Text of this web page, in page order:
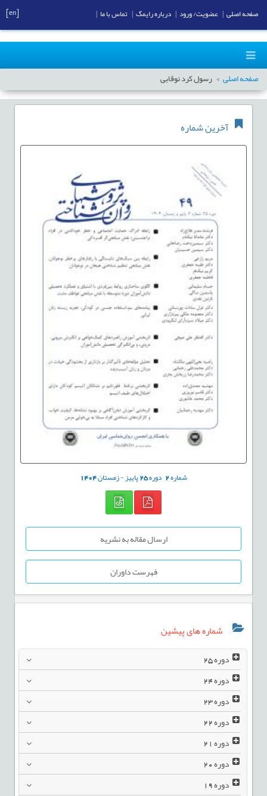
صفحه اصلی رسول کرد نوقابی
آخرین شماره
شماره2 دوره25پاییز - زمستان1404
ارسال مقاله به نشریه
فهرست داوران
شماره های پیشین
دوره25
دوره24
دوره23
دوره22
دوره21
دوره20
دوره19
صفحه اصلی عضویت/ ورود درباره رایمگ تماس با ما